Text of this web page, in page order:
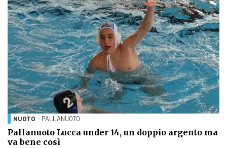
NUOTO - PALLANUOTO
Pallanuoto Lucca under 14, un doppio argento ma
va bene così